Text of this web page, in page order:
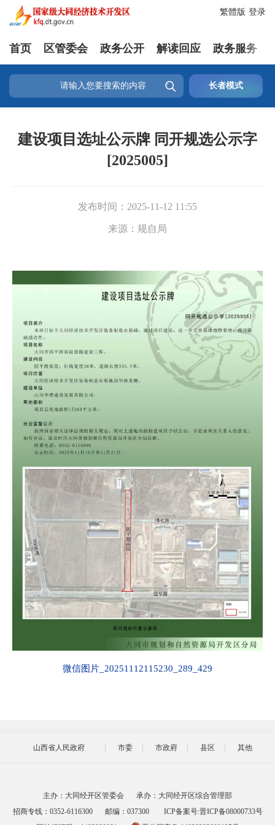
登录
繁體版
首页 区管委会 政务公开 解读回应 政务服务
 长者模式
建设项目选址公示牌 同开规选公示字
[2025005]
发布时间： 2025-11-12 11:55
来源： 规自局
微信图片_20251112115230_289_429
山西省人民政府 市委 市政府 县区 其他
主办：大同经开区管委会
承办：大同经开区综合管理部
招商专线：0352-6116300
邮编：037300
ICP备案号:晋ICP备08000733号